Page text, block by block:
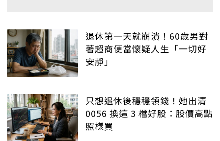
退休第一天就崩潰！60歲男對
著超商便當懷疑人生「一切好
安靜」
只想退休後穩穩領錢！她出清
0056 換這 3 檔好股：股價高點
照樣買